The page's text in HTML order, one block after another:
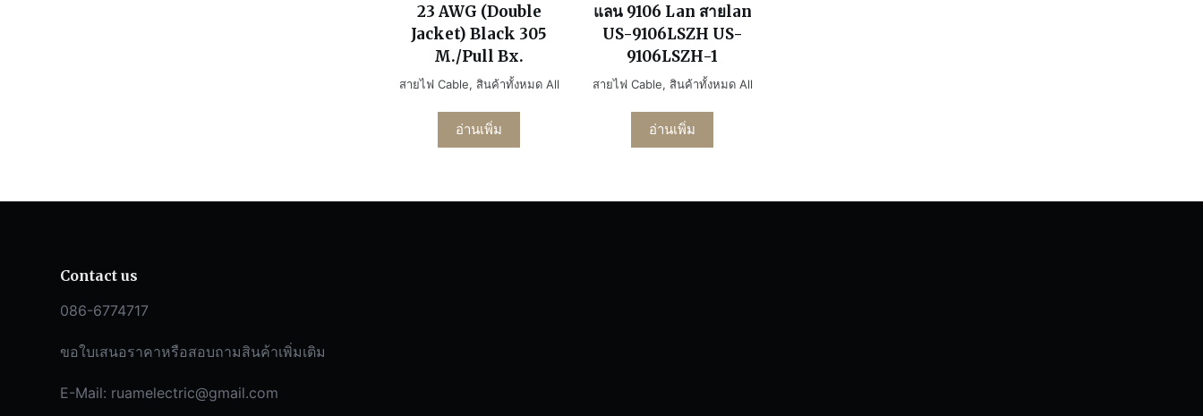
23 AWG (Double
Jacket) Black 305
M./Pull Bx.
สายไฟ Cable, สินค้าทั้งหมด All
อ่านเพิ่ม
แลน 9106 Lan สายlan
US-9106LSZH US-
9106LSZH-1
สายไฟ Cable, สินค้าทั้งหมด All
อ่านเพิ่ม
Contact us
086-6774717
ขอใบเสนอราคาหรือสอบถามสินค้าเพิ่มเติม
E-Mail: ruamelectric@gmail.com